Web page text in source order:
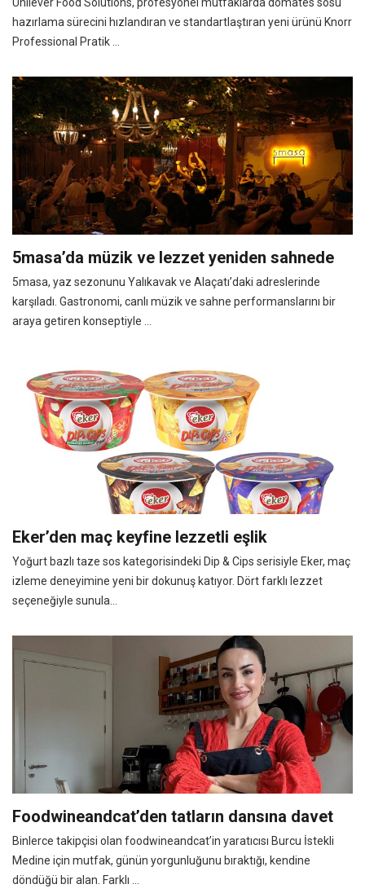
hazırlama sürecini hızlandıran ve standartlaştıran yeni ürünü Knorr
Professional Pratik ...
5masa’da müzik ve lezzet yeniden sahnede
5masa, yaz sezonunu Yalıkavak ve Alaçatı’daki adreslerinde
karşıladı. Gastronomi, canlı müzik ve sahne performanslarını bir
araya getiren konseptiyle ...
Eker’den maç keyfine lezzetli eşlik
Yoğurt bazlı taze sos kategorisindeki Dip & Cips serisiyle Eker, maç
izleme deneyimine yeni bir dokunuş katıyor. Dört farklı lezzet
seçeneğiyle sunula...
Foodwineandcat’den tatların dansına davet
Binlerce takipçisi olan foodwineandcat’in yaratıcısı Burcu İstekli
Medine için mutfak, günün yorgunluğunu bıraktığı, kendine
döndüğü bir alan. Farklı ...